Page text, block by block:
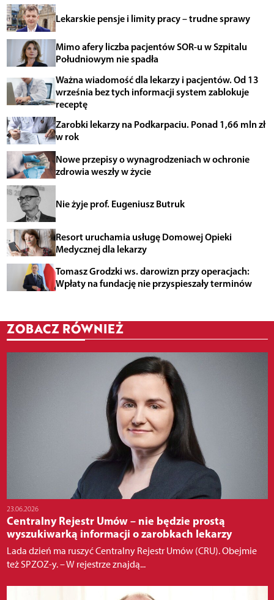
Lekarskie pensje i limity pracy – trudne sprawy
Mimo afery liczba pacjentów SOR-u w Szpitalu
Południowym nie spadła
Ważna wiadomość dla lekarzy i pacjentów. Od 13
września bez tych informacji system zablokuje
receptę
Zarobki lekarzy na Podkarpaciu. Ponad 1,66 mln zł
w rok
Nowe przepisy o wynagrodzeniach w ochronie
zdrowia weszły w życie
Nie żyje prof. Eugeniusz Butruk
Resort uruchamia usługę Domowej Opieki
Medycznej dla lekarzy
Tomasz Grodzki ws. darowizn przy operacjach:
Wpłaty na fundację nie przyspieszały terminów
ZOBACZ RÓWNIEŻ
23.06.2026
Centralny Rejestr Umów – nie będzie prostą
wyszukiwarką informacji o zarobkach lekarzy
Lada dzień ma ruszyć Centralny Rejestr Umów (CRU). Obejmie
też SPZOZ-y. – W rejestrze znajdą...